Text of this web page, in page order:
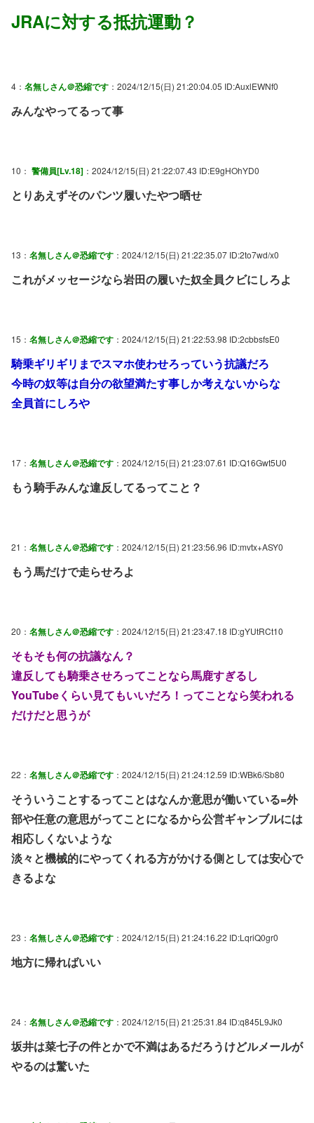
JRAに対する抵抗運動？
4： 名無しさん＠恐縮です ：2024/12/15(日) 21:20:04.05 ID:AuxlEWNf0
みんなやってるって事
10： 警備員[Lv.18] ：2024/12/15(日) 21:22:07.43 ID:E9gHOhYD0
とりあえずそのパンツ履いたやつ晒せ
13： 名無しさん＠恐縮です ：2024/12/15(日) 21:22:35.07 ID:2to7wd/x0
これがメッセージなら岩田の履いた奴全員クビにしろよ
15： 名無しさん＠恐縮です ：2024/12/15(日) 21:22:53.98 ID:2cbbsfsE0
騎乗ギリギリまでスマホ使わせろっていう抗議だろ
今時の奴等は自分の欲望満たす事しか考えないからな
全員首にしろや
17： 名無しさん＠恐縮です ：2024/12/15(日) 21:23:07.61 ID:Q16Gwt5U0
もう騎手みんな違反してるってこと？
21： 名無しさん＠恐縮です ：2024/12/15(日) 21:23:56.96 ID:mvtx+ASY0
もう馬だけで走らせろよ
20： 名無しさん＠恐縮です ：2024/12/15(日) 21:23:47.18 ID:gYUtRCt10
そもそも何の抗議なん？
違反しても騎乗させろってことなら馬鹿すぎるし
YouTubeくらい見てもいいだろ！ってことなら笑われる
だけだと思うが
22： 名無しさん＠恐縮です ：2024/12/15(日) 21:24:12.59 ID:WBk6/Sb80
そういうことするってことはなんか意思が働いている=外
部や任意の意思がってことになるから公営ギャンブルには
相応しくないような
淡々と機械的にやってくれる方がかける側としては安心で
きるよな
23： 名無しさん＠恐縮です ：2024/12/15(日) 21:24:16.22 ID:LqriQ0gr0
地方に帰ればいい
24： 名無しさん＠恐縮です ：2024/12/15(日) 21:25:31.84 ID:q845L9Jk0
坂井は菜七子の件とかで不満はあるだろうけどルメールが
やるのは驚いた